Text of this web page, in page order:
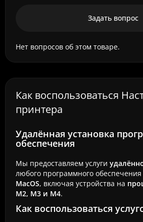
Задать вопрос
Нет вопросов об этом товаре.
Как воспользоваться
принтера
Удалённая установка
обеспечения
Мы предоставляем услуги
любого программного обеспечения
MacOS, включая устройства на
M2, M3 и M4.
Как воспользоваться